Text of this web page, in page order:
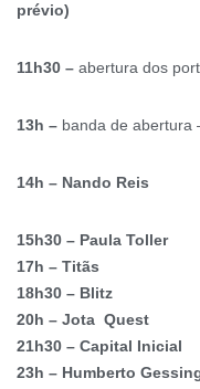
prévio)
11h30 – abertura dos
13h – banda de abertura
14h – Nando Reis
15h30 – Paula Toller
17h – Titãs
18h30 – Blitz
20h – Jota Quest
21h30 – Capital Inicial
23h – Humberto